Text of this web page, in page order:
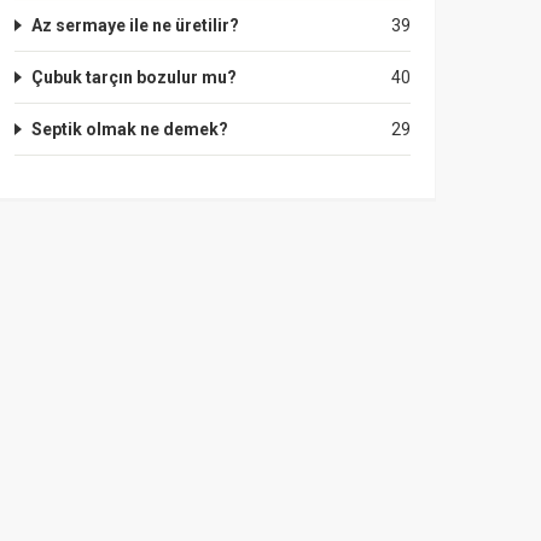
39
Az sermaye ile ne üretilir?
40
Çubuk tarçın bozulur mu?
29
Septik olmak ne demek?